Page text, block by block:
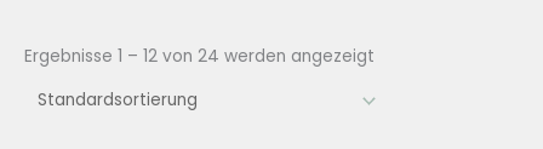
Ergebnisse 1 – 12 von 24 werden angezeigt